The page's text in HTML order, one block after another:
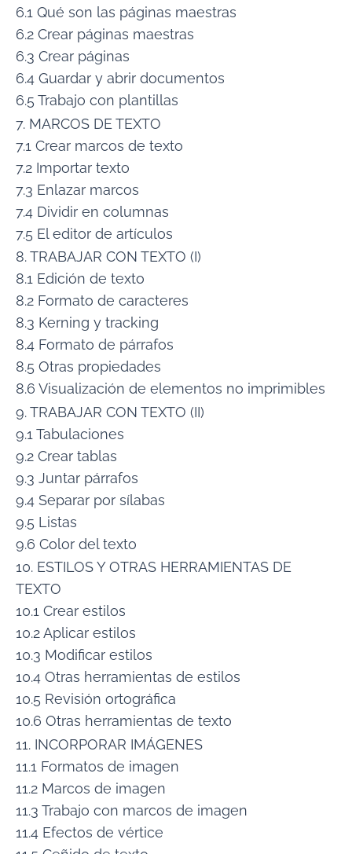
6.1 Qué son las páginas maestras
6.2 Crear páginas maestras
6.3 Crear páginas
6.4 Guardar y abrir documentos
6.5 Trabajo con plantillas
7. MARCOS DE TEXTO
7.1 Crear marcos de texto
7.2 Importar texto
7.3 Enlazar marcos
7.4 Dividir en columnas
7.5 El editor de artículos
8. TRABAJAR CON TEXTO (I)
8.1 Edición de texto
8.2 Formato de caracteres
8.3 Kerning y tracking
8.4 Formato de párrafos
8.5 Otras propiedades
8.6 Visualización de elementos no imprimibles
9. TRABAJAR CON TEXTO (II)
9.1 Tabulaciones
9.2 Crear tablas
9.3 Juntar párrafos
9.4 Separar por sílabas
9.5 Listas
9.6 Color del texto
10. ESTILOS Y OTRAS HERRAMIENTAS DE
TEXTO
10.1 Crear estilos
10.2 Aplicar estilos
10.3 Modificar estilos
10.4 Otras herramientas de estilos
10.5 Revisión ortográfica
10.6 Otras herramientas de texto
11. INCORPORAR IMÁGENES
11.1 Formatos de imagen
11.2 Marcos de imagen
11.3 Trabajo con marcos de imagen
11.4 Efectos de vértice